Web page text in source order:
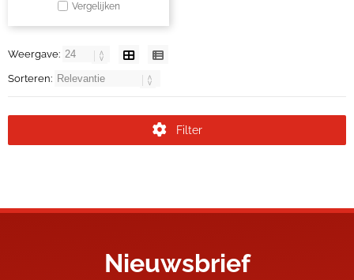
Vergelijken
Weergave:
Sorteren:
Filter
Nieuwsbrief